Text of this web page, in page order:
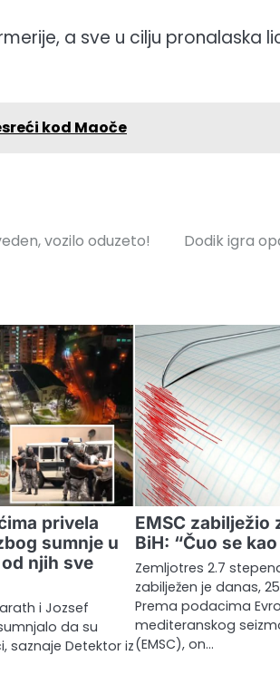
a sve u cilju pronalaska
kod Maoče
vozilo oduzeto! Dodik igra
privela
sumnje u
njih sve
i Jozsef
da su
saznaje Detektor iz
EMSC zabilježio
BiH: “Čuo se
Zemljotres 2.7
zabilježen je danas,
Prema podacima
mediteranskog
(EMSC), on…